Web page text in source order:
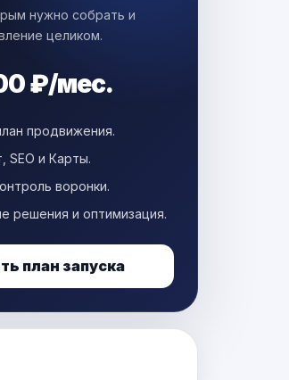
нужно собрать и
целиком.
₽/мес.
продвижения.
SEO и Карты.
воронки.
решения и оптимизация.
план запуска